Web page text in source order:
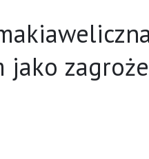
jako